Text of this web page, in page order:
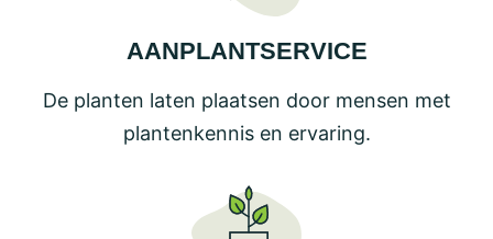
AANPLANTSERVICE
De planten laten plaatsen door mensen met
plantenkennis en ervaring.